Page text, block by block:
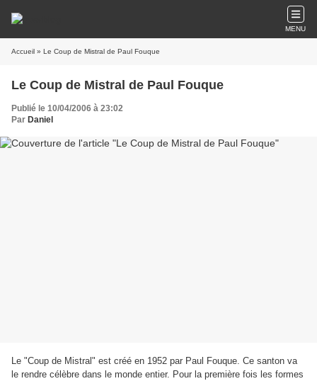
MENU
Accueil » Le Coup de Mistral de Paul Fouque
Le Coup de Mistral de Paul Fouque
Publié le 10/04/2006 à 23:02
Par Daniel
Le "Coup de Mistral" est créé en 1952 par Paul Fouque. Ce santon va
le rendre célèbre dans le monde entier. Pour la première fois les formes